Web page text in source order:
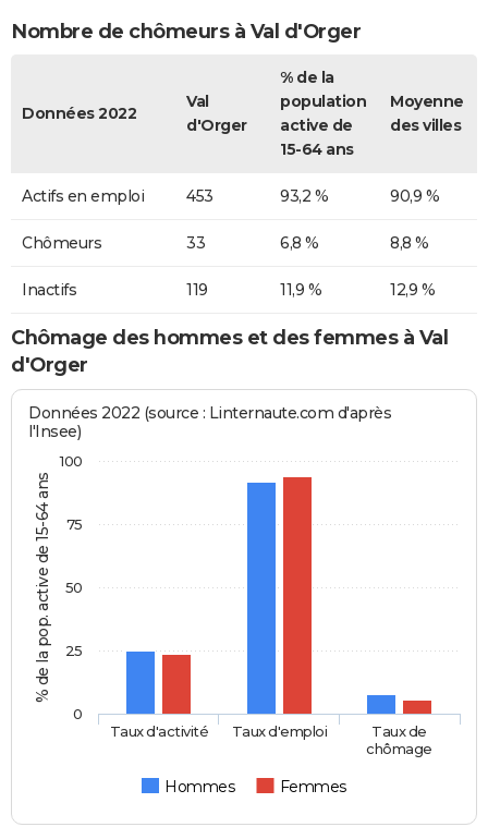
Nombre de chômeurs à Val d'Orger
Données 2022
Val
d'Orger
% de la
population
active de
15-64 ans
Moyenne
des villes
Actifs en emploi 453 93,2 % 90,9 %
Chômeurs 33 6,8 % 8,8 %
Inactifs 119 11,9 % 12,9 %
Chômage des hommes et des femmes à Val
d'Orger
% de la pop. active de 15-64 ans
Données 2022 (source : Linternaute.com d'après
l'Insee)
Hommes Femmes
Taux d'activité Taux d'emploi
Taux de
chômage
0
25
50
75
100